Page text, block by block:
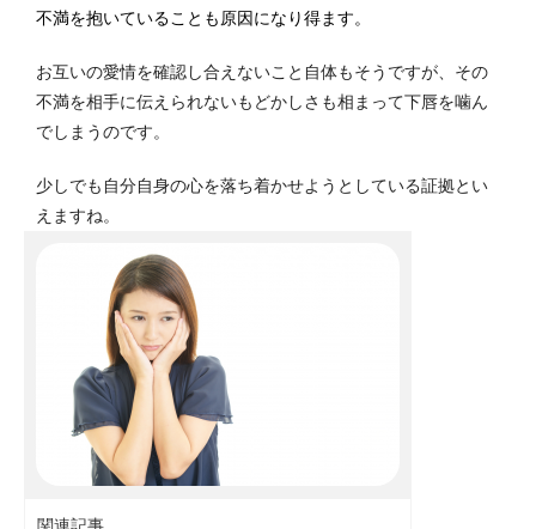
不満を抱いていることも原因になり得ます。
お互いの愛情を確認し合えないこと自体もそうですが、その
不満を相手に伝えられないもどかしさも相まって下唇を噛ん
でしまうのです。
少しでも自分自身の心を落ち着かせようとしている証拠とい
えますね。